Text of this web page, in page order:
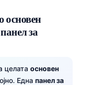
основен
за
целата основен
Една панел за